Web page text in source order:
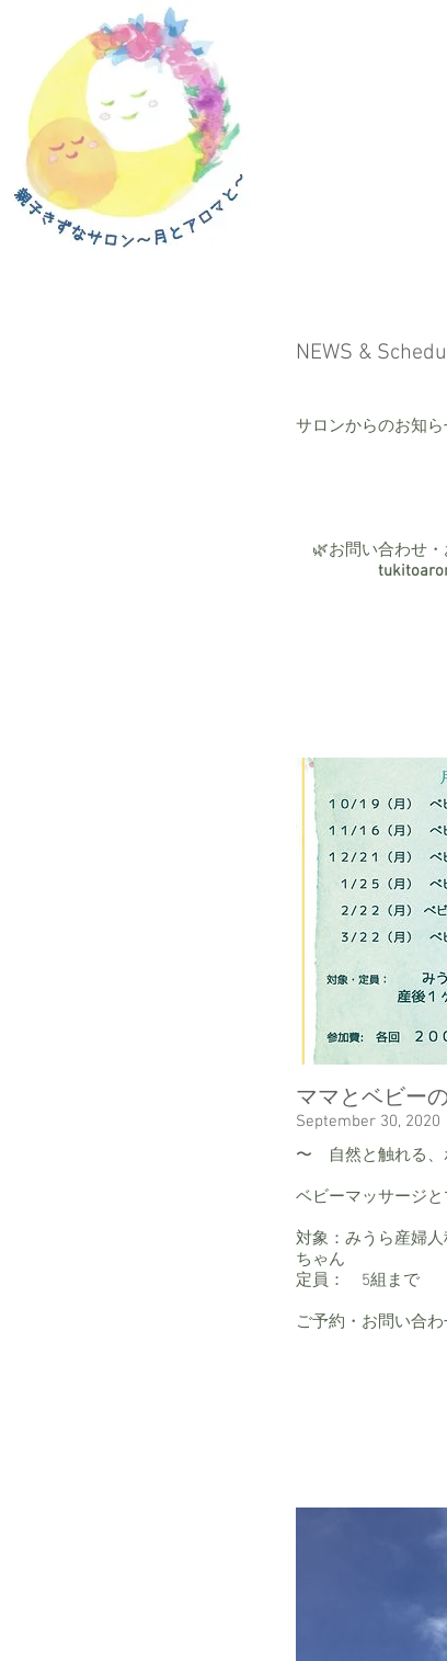
NEWS &
サロンからのお知ら
🌿お問い合わせ・
ママとベビー
September 30, 2020
〜 自然と触れる
ベビーマッサージと
対象：みうら産婦
ちゃん
定員： 5組まで
ご予約・お問い合